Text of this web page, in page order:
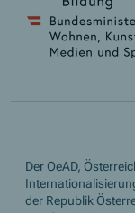
Der OeAD,
der Republik